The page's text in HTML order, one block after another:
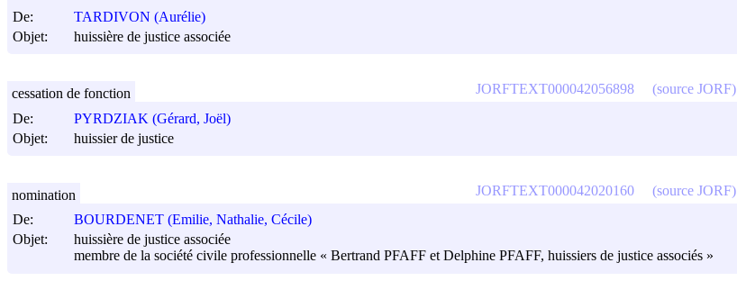
De:
TARDIVON (Aurélie)
Objet:
huissière de justice associée
De:
PYRDZIAK (Gérard, Joël)
Objet:
huissier de justice
JORFTEXT000042056898 (source JORF)
cessation de fonction
De:
BOURDENET (Emilie, Nathalie, Cécile)
Objet:
huissière de justice associée
membre de la société civile professionnelle « Bertrand PFAFF et Delphine PFAFF, huissiers de justice associés »
JORFTEXT000042020160 (source JORF)
nomination